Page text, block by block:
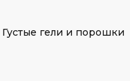
гели и порошки